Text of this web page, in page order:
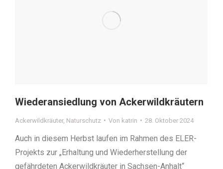
Wiederansiedlung von Ackerwildkräutern
Ackerwildkräuter, Naturschutz Von katrin 28. Oktober 2024
Auch in diesem Herbst laufen im Rahmen des ELER-
Projekts zur „Erhaltung und Wiederherstellung der
gefährdeten Ackerwildkräuter in Sachsen-Anhalt“